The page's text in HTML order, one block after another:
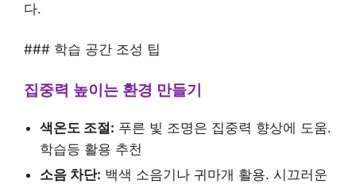
다.
### 학습 공간 조성 팁
집중력 높이는 환경 만들기
색온도 조절: 푸른 빛 조명은 집중력 향상에 도움.
학습등 활용 추천
소음 차단: 백색 소음기나 귀마개 활용. 시끄러운